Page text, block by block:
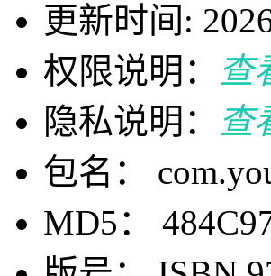
更新时间:
权限说明：
查
隐私说明：
查
包名：
MD5：